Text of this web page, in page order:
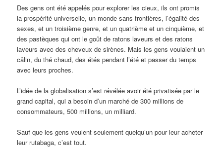
Des gens ont été appelés pour explorer les cieux, ils ont promis
la prospérité universelle, un monde sans frontières, l’égalité des
sexes, et un troisième genre, et un quatrième et un cinquième, et
des pastèques qui ont le goût de ratons laveurs et des ratons
laveurs avec des cheveux de sirènes. Mais les gens voulaient un
câlin, du thé chaud, des étés pendant l’été et passer du temps
avec leurs proches.
L’idée de la globalisation s’est révélée avoir été privatisée par le
grand capital, qui a besoin d’un marché de 300 millions de
consommateurs, 500 millions, un milliard.
Sauf que les gens veulent seulement quelqu’un pour leur acheter
leur rutabaga, c’est tout.